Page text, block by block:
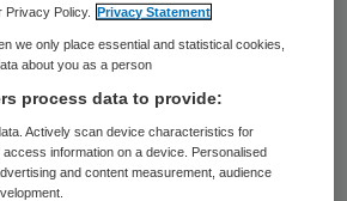
het Rode Kruis zijn
locaties niet
te hangen, kan dat nu in
3500 mensen
Privacy Policy.
Privacy Statement
we only place essential and statistical cookies,
about you as a person
process data to provide:
Actively scan device characteristics for
access information on a device. Personalised
and content measurement, audience